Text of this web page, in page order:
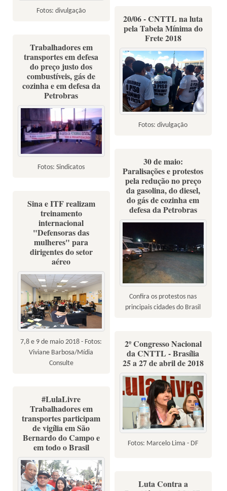
Fotos: divulgação
20/06 - CNTTL na luta
pela Tabela Mínima do
Frete 2018
Fotos: divulgação
Trabalhadores em
transportes em defesa
do preço justo dos
combustíveis, gás de
cozinha e em defesa da
Petrobras
Fotos: Sindicatos
30 de maio:
Paralisações e protestos
pela redução no preço
da gasolina, do diesel,
do gás de cozinha em
defesa da Petrobras
Confira os protestos nas
principais cidades do Brasil
Sina e ITF realizam
treinamento
internacional
"Defensoras das
mulheres" para
dirigentes do setor
aéreo
7,8 e 9 de maio 2018 - Fotos:
Viviane Barbosa/Mídia
Consulte
2º Congresso Nacional
da CNTTL - Brasília
25 a 27 de abril de 2018
Fotos: Marcelo Lima - DF
#LulaLivre
Trabalhadores em
transportes participam
de vigília em São
Bernardo do Campo e
em todo o Brasil
Luta Contra a